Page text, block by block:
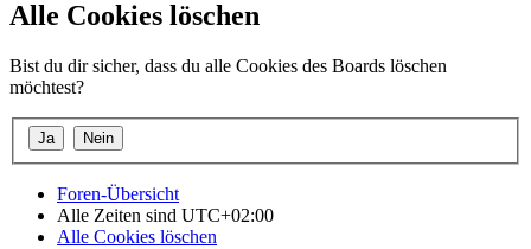
Alle Cookies löschen
Bist du dir sicher, dass du alle Cookies des Boards löschen
möchtest?
Foren-Übersicht
Alle Zeiten sind UTC+02:00
Alle Cookies löschen